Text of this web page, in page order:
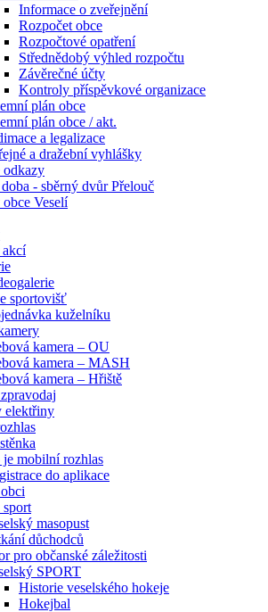
Informace o zveřejnění
Rozpočet obce
Rozpočtové opatření
Střednědobý výhled rozpočtu
Závěrečné účty
Kontroly příspěvkové organizace
plán obce
plán obce / akt.
a legalizace
a dražební vyhlášky
odkazy
- sběrný dvůr Přelouč
Veselí
akcí
sportovišť
kuželníku
kamera – OU
kamera – MASH
kamera – Hřiště
elektřiny
je mobilní rozhlas
do aplikace
masopust
důchodců
pro občanské záležitosti
SPORT
Historie veselského hokeje
Hokejbal